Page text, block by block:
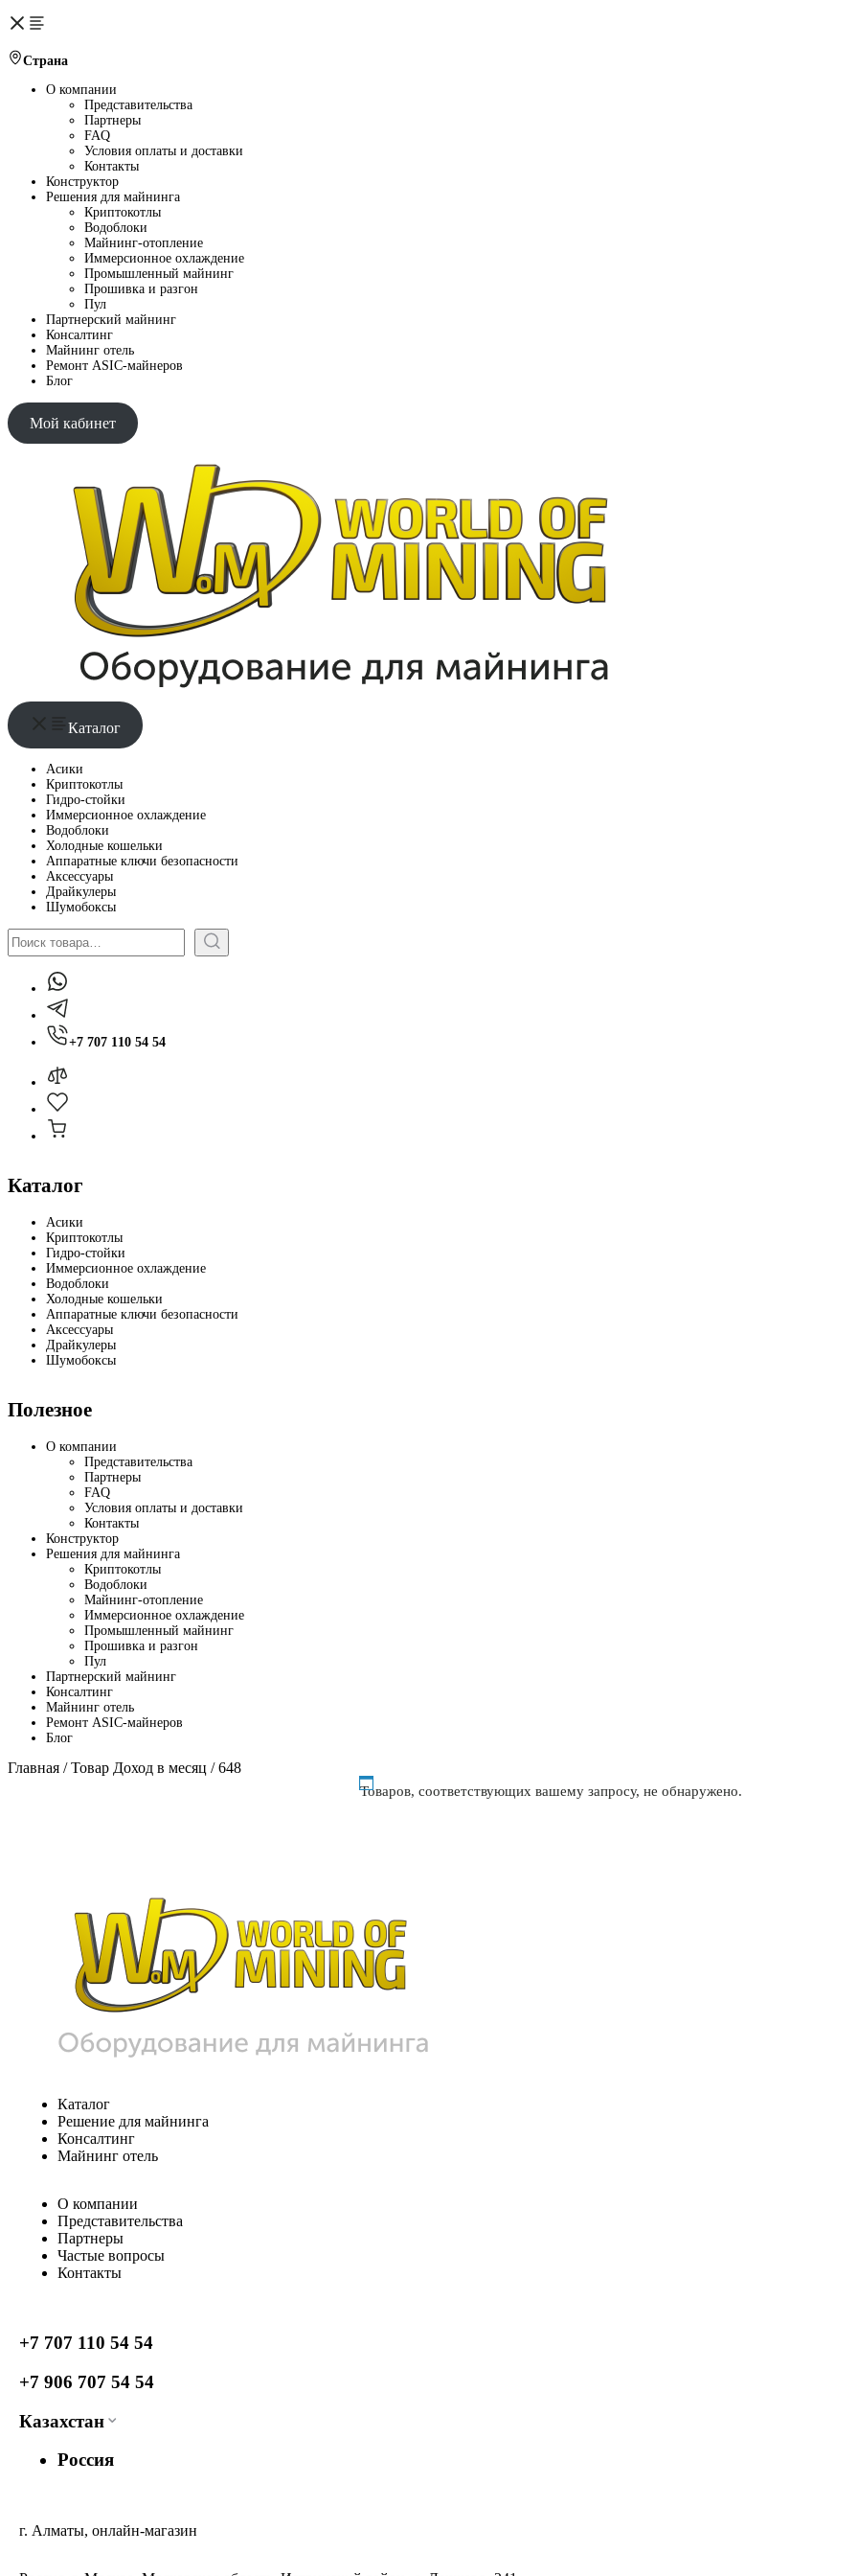
Страна
О компании
Представительства
Партнеры
FAQ
Условия оплаты и доставки
Контакты
Конструктор
Решения для майнинга
Криптокотлы
Водоблоки
Майнинг-отопление
Иммерсионное охлаждение
Промышленный майнинг
Прошивка и разгон
Пул
Партнерский майнинг
Консалтинг
Майнинг отель
Ремонт ASIC-майнеров
Блог
Мой кабинет
Каталог
Асики
Криптокотлы
Гидро-стойки
Иммерсионное охлаждение
Водоблоки
Холодные кошельки
Аппаратные ключи безопасности
Аксессуары
Драйкулеры
Шумобоксы
Поиск
+7 707 110 54 54
Каталог
Асики
Криптокотлы
Гидро-стойки
Иммерсионное охлаждение
Водоблоки
Холодные кошельки
Аппаратные ключи безопасности
Аксессуары
Драйкулеры
Шумобоксы
Полезное
О компании
Представительства
Партнеры
FAQ
Условия оплаты и доставки
Контакты
Конструктор
Решения для майнинга
Криптокотлы
Водоблоки
Майнинг-отопление
Иммерсионное охлаждение
Промышленный майнинг
Прошивка и разгон
Пул
Партнерский майнинг
Консалтинг
Майнинг отель
Ремонт ASIC-майнеров
Блог
Главная / Товар Доход в месяц / 648
Товаров, соответствующих вашему запросу, не обнаружено.
Каталог
Решение для майнинга
Консалтинг
Майнинг отель
О компании
Представительства
Партнеры
Частые вопросы
Контакты
+7 707 110 54 54
+7 906 707 54 54
Казахстан
Россия
г. Алматы, онлайн-магазин